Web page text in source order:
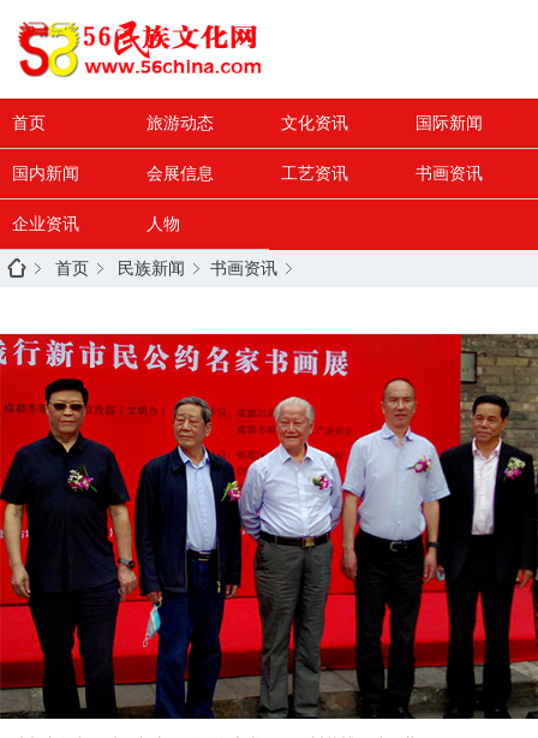
首页 旅游动态 文化资讯 国际新闻
国内新闻 会展信息 工艺资讯 书画资讯
企业资讯 人物
首页 民族新闻 书画资讯